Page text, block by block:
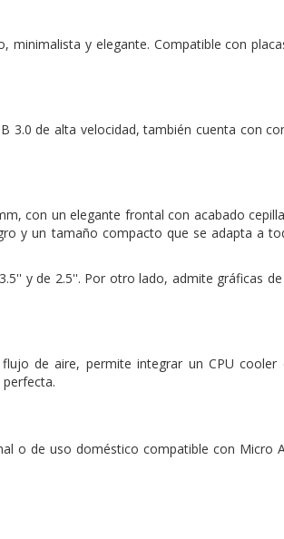
y elegante. Compatible con
3.0 de alta velocidad, también cuenta con
con un elegante frontal con acabado
y un tamaño compacto que se adapta a
y de 2.5''. Por otro lado, admite gráficas
de aire, permite integrar un CPU
o de uso doméstico compatible con Micro